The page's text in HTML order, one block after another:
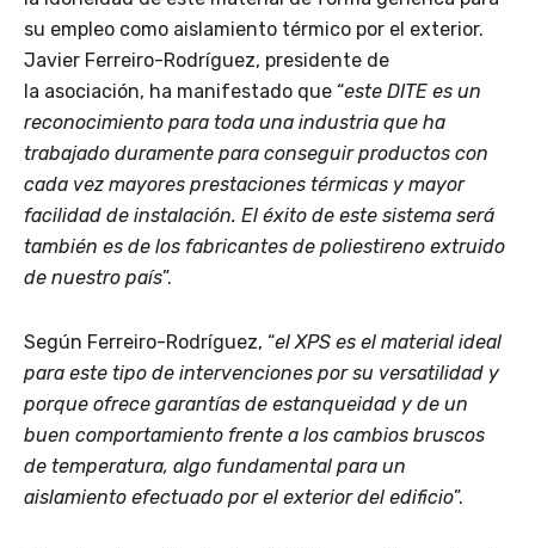
su empleo como aislamiento térmico por el exterior.
Javier Ferreiro-Rodríguez, presidente de
la asociación, ha manifestado que “este DITE es un
reconocimiento para toda una industria que ha
trabajado duramente para conseguir productos con
cada vez mayores prestaciones térmicas y mayor
facilidad de instalación. El éxito de este sistema será
también es de los fabricantes de poliestireno extruido
de nuestro país”.
Según Ferreiro-Rodríguez, “el XPS es el material ideal
para este tipo de intervenciones por su versatilidad y
porque ofrece garantías de estanqueidad y de un
buen comportamiento frente a los cambios bruscos
de temperatura, algo fundamental para un
aislamiento efectuado por el exterior del edificio”.